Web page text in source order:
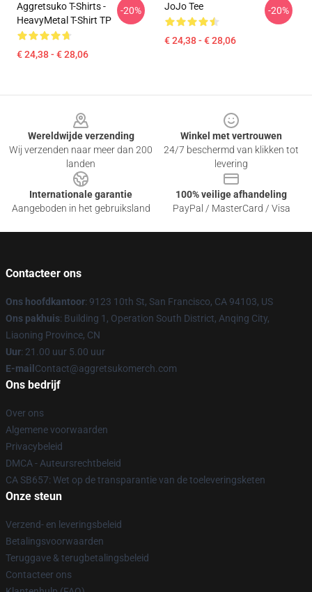
Aggretsuko T-Shirts -
HeavyMetal T-Shirt TP
€ 24,38 - € 28,06
-20% JoJo Tee
€ 24,38 - € 28,06
-20%
Wereldwijde verzending
Wij verzenden naar meer dan 200
landen
Winkel met vertrouwen
24/7 beschermd van klikken tot
levering
Internationale garantie
Aangeboden in het gebruiksland
100% veilige afhandeling
PayPal / MasterCard / Visa
Contacteer ons
Ons hoofdkantoor: 9123 10th St, San Francisco, CA 94103, US
Ons pakhuis: Building 1, Operation South District, Anqing City,
Liaoning Province, CN
Uur: 21.00 uur 5.00 uur
E-mail Contact@aggretsukomerch.com
Ons bedrijf
Over ons
Algemene voorwaarden
Privacybeleid
DMCA - Auteursrechtbeleid
CA SB657: Wet op de transparantie van de toeleveringsketen
Onze steun
Verzend- en leveringsbeleid
Betalingsvoorwaarden
Teruggave & terugbetalingsbeleid
Contacteer ons